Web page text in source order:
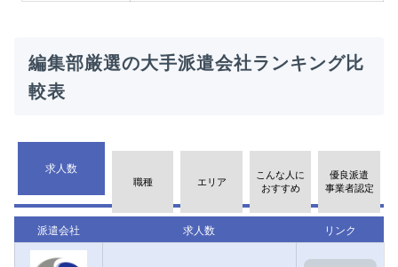
編集部厳選の大手派遣会社ランキング比
較表
求人数
職種 エリア
こんな人に
おすすめ
優良派遣
事業者認定
派遣会社 求人数 リンク